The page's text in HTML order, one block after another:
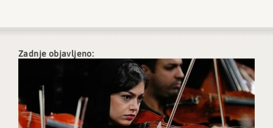
Zadnje objavljeno: